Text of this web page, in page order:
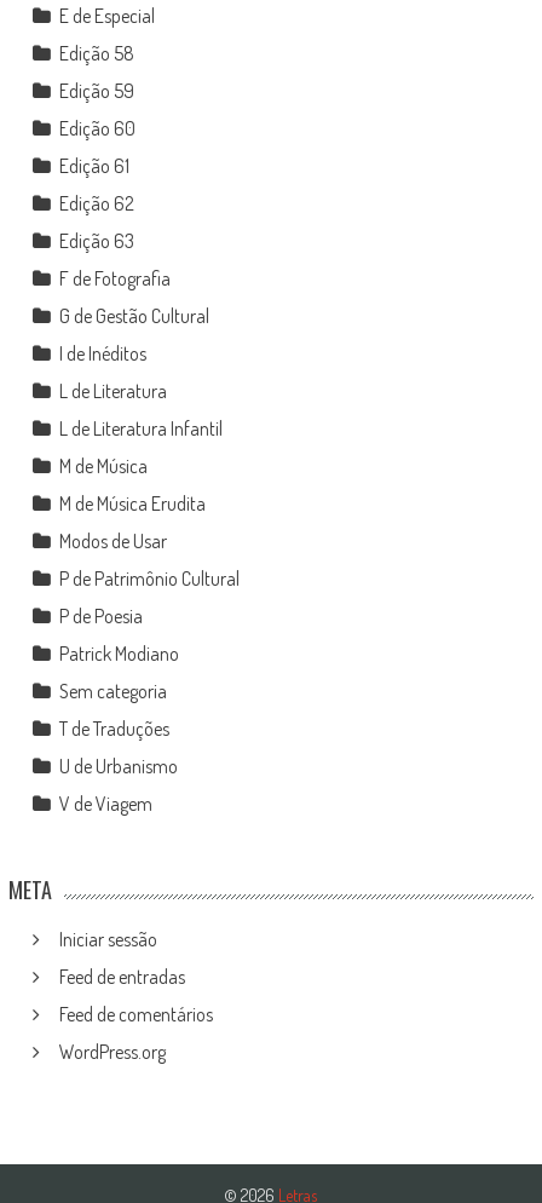
E de Especial
Edição 58
Edição 59
Edição 60
Edição 61
Edição 62
Edição 63
F de Fotografia
G de Gestão Cultural
I de Inéditos
L de Literatura
L de Literatura Infantil
M de Música
M de Música Erudita
Modos de Usar
P de Patrimônio Cultural
P de Poesia
Patrick Modiano
Sem categoria
T de Traduções
U de Urbanismo
V de Viagem
META
Iniciar sessão
Feed de entradas
Feed de comentários
WordPress.org
© 2026 Letras